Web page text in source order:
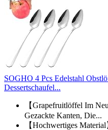
SOGHO 4 Pcs Edelstahl
Dessertschaufel...
【Grapefruitlöffel Im
Gezackte Kanten, Die...
【Hochwertiges